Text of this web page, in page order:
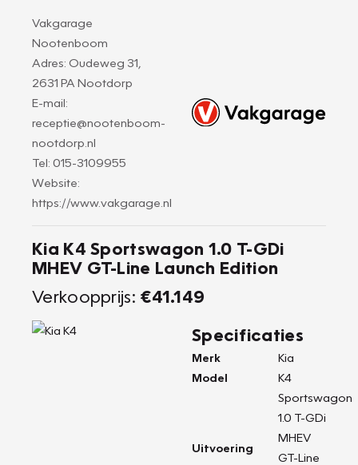
Vakgarage
Nootenboom
Adres: Oudeweg 31,
2631 PA Nootdorp
E-mail:
receptie@nootenboom-
nootdorp.nl
Tel: 015-3109955
Website:
https://www.vakgarage.nl
Kia K4 Sportswagon 1.0 T-GDi
MHEV GT-Line Launch Edition
Verkoopprijs: €41.149
Specificaties
Merk
Kia
Model
K4
Uitvoering
Sportswagon
1.0 T-GDi
MHEV
GT-Line